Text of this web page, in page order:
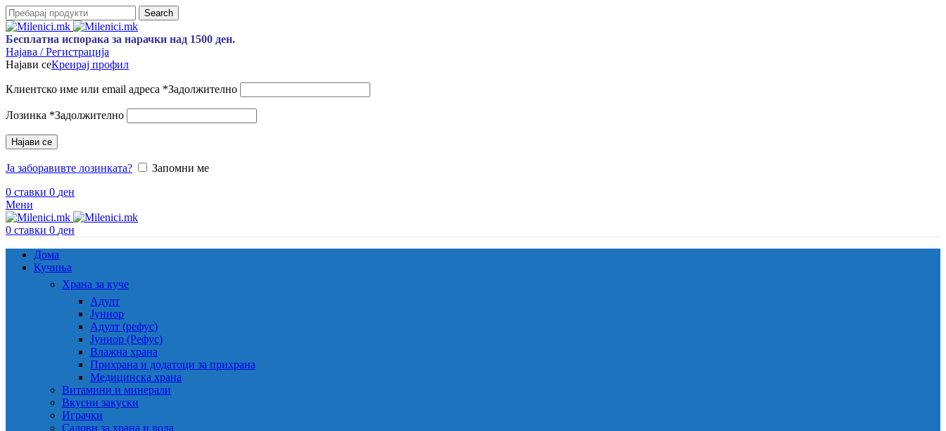
Search
Бесплатна испорака за нарачки над 1500 ден.
Најава / Регистрација
Најави сеКреирај профил
Клиентско име или email адреса *Задолжително
Лозинка *Задолжително
Најави се
Ја заборавивте лозинката?
Запомни ме
0 ставки 0 ден
Мени
0 ставки 0 ден
Дома
Кучиња
Храна за куче
Адулт
Јуниор
Адулт (рефус)
Јуниор (Рефус)
Влажна храна
Прихрана и додатоци за прихрана
Медицинска храна
Витамини и минерали
Вкусни закуски
Играчки
Садови за храна и вода